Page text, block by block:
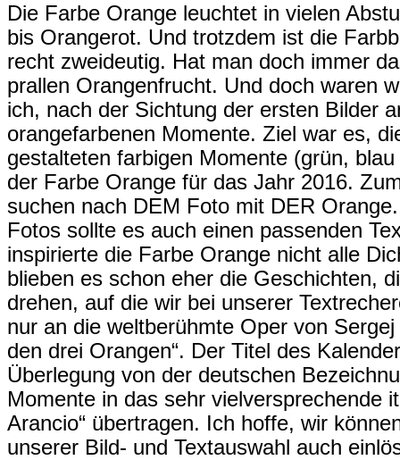
Die Farbe Orange leuchtet in vielen
bis Orangerot. Und trotzdem ist die
recht zweideutig. Hat man doch immer
prallen Orangenfrucht. Und doch waren
ich, nach der Sichtung der ersten Bilder
orangefarbenen Momente. Ziel war es,
gestalteten farbigen Momente (grün,
der Farbe Orange für das Jahr 2016.
suchen nach DEM Foto mit DER
Fotos sollte es auch einen passenden
inspirierte die Farbe Orange nicht alle
blieben es schon eher die Geschichten,
drehen, auf die wir bei unserer
nur an die weltberühmte Oper von
den drei Orangen“. Der Titel des
Überlegung von der deutschen
Momente in das sehr vielversprechende
Arancio“ übertragen. Ich hoffe, wir
unserer Bild- und Textauswahl auch